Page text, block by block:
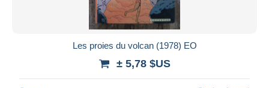
Les proies du volcan (1978) EO
± 5,78 $US